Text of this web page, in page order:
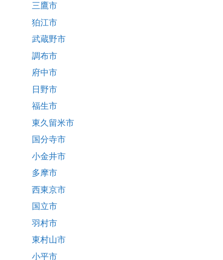
三鷹市
狛江市
武蔵野市
調布市
府中市
日野市
福生市
東久留米市
国分寺市
小金井市
多摩市
西東京市
国立市
羽村市
東村山市
小平市